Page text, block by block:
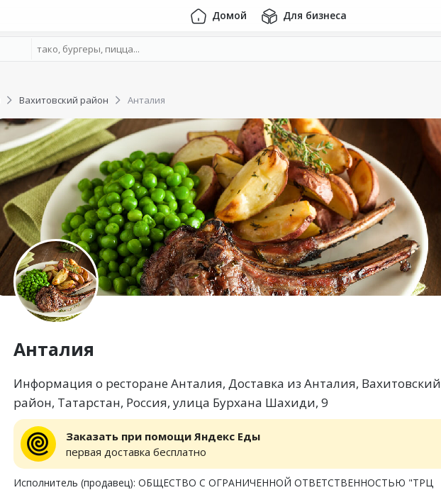
Домой Для бизнеса
Вахитовский район Анталия
Анталия
Информация о ресторане Анталия, Доставка из Анталия, Вахитовский
район, Татарстан, Россия, улица Бурхана Шахиди, 9
Заказать при помощи Яндекс Еды
первая доставка бесплатно
Исполнитель (продавец): ОБЩЕСТВО С ОГРАНИЧЕННОЙ ОТВЕТСТВЕННОСТЬЮ "ТРЦ